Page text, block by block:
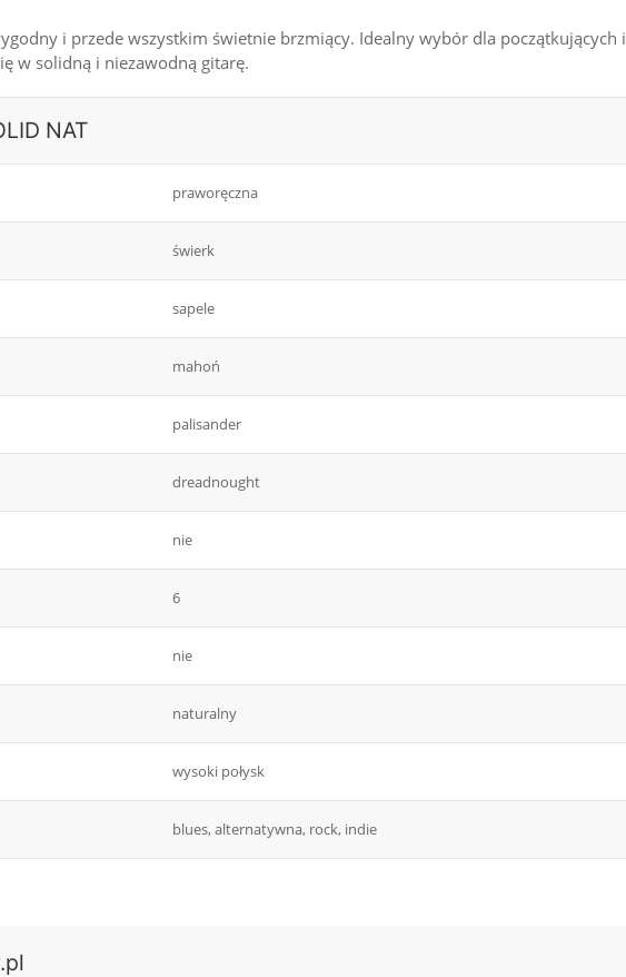
i przede wszystkim świetnie brzmiący. Idealny wybór dla początkujących
w solidną i niezawodną gitarę.
NAT
praworęczna
świerk
sapele
mahoń
palisander
dreadnought
nie
6
nie
naturalny
wysoki połysk
blues, alternatywna, rock, indie